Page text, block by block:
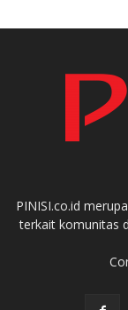
PINISI.co.id
terkait komunitas